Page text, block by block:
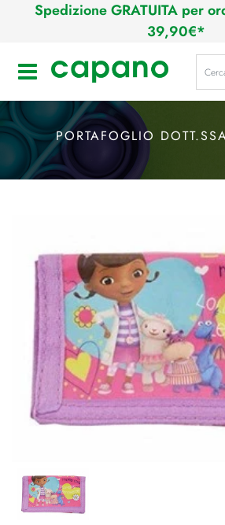
Spedizione GRATUITA per
39,90€*
Open La
PORTAFOGLIO